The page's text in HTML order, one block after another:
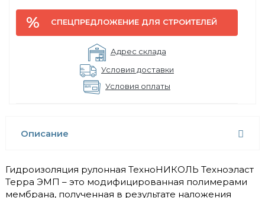
СПЕЦПРЕДЛОЖЕНИЕ ДЛЯ СТРОИТЕЛЕЙ
Адрес склада
Условия доставки
Условия оплаты
Описание
Гидроизоляция рулонная ТехноНИКОЛЬ Техноэласт
Терра ЭМП – это модифицированная полимерами
мембрана, полученная в результате наложения